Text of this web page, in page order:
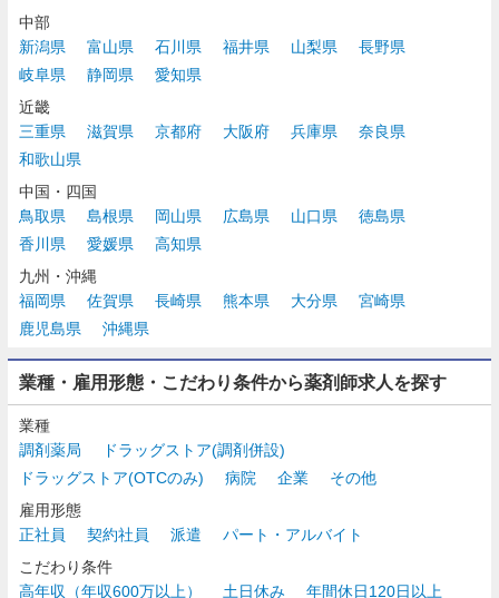
中部
新潟県
富山県 石川県 福井県 山梨県
長野県
岐阜県
静岡県
愛知県
近畿
三重県
滋賀県 京都府 大阪府 兵庫県
奈良県
和歌山県
中国・四国
鳥取県
島根県 岡山県 広島県 山口県
徳島県
香川県
愛媛県
高知県
九州・沖縄
福岡県
佐賀県 長崎県 熊本県 大分県
宮崎県
鹿児島県
沖縄県
業種・雇用形態・こだわり条件から薬剤師求人を探す
業種
調剤薬局
ドラッグストア(調剤併設)
ドラッグストア(OTCのみ)
病院 企業
その他
雇用形態
正社員
契約社員 派遣
パート・アルバイト
こだわり条件
高年収（年収600万以上）
土日休み
年間休日120日以上